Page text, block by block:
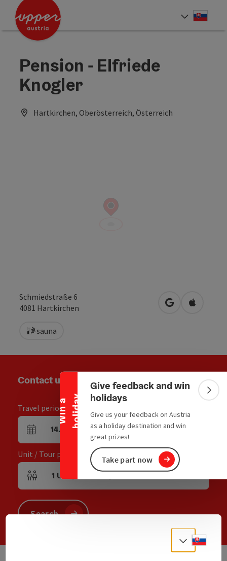
Accesskey
Accesskey
W
i
n
a
h
o
l
i
d
a y
Collapse banner
Give feedback and win
holidays
Give us your feedback on Austria
as a holiday destination and win
great prizes!
Take part now
Pension - Elfriede
Knogler
Hartkirchen, Oberösterreich, Österreich
Schmiedstraße 6
4081 Hartkirchen open inOpen in
sauna
Contact us
Travel period / Nights
arrival and departure fields
14.08.2026- 16.08.2026, 2Nights
Unit / Tour participants
Number of units and person fields
1 Unit
Search
Select